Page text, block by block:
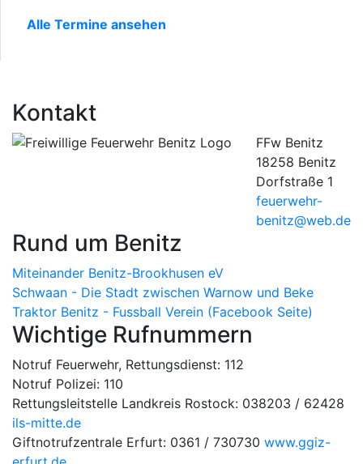
Alle Termine ansehen
Kontakt
FFw Benitz
18258 Benitz
Dorfstraße 1
feuerwehr-
benitz@web.de
Rund um Benitz
Miteinander Benitz-Brookhusen eV
Schwaan - Die Stadt zwischen Warnow und Beke
Traktor Benitz - Fussball Verein (Facebook Seite)
Wichtige Rufnummern
Notruf Feuerwehr, Rettungsdienst: 112
Notruf Polizei: 110
Rettungsleitstelle Landkreis Rostock: 038203 / 62428
ils-mitte.de
Giftnotrufzentrale Erfurt: 0361 / 730730 www.ggiz-